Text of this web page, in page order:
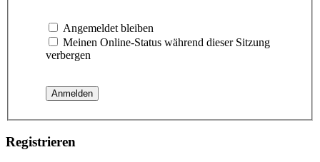
Angemeldet bleiben
Meinen Online-Status während dieser Sitzung
verbergen
Registrieren